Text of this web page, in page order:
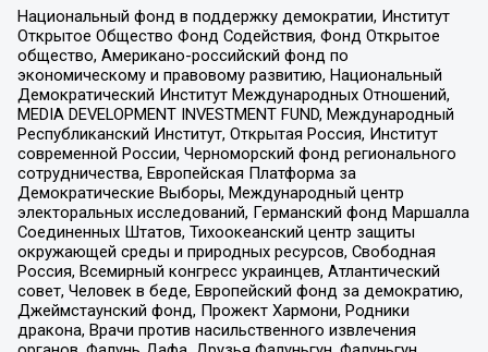
Национальный фонд в поддержку демократии, Институт
Открытое Общество Фонд Содействия, Фонд Открытое
общество, Американо-российский фонд по
экономическому и правовому развитию, Национальный
Демократический Институт Международных Отношений,
MEDIA DEVELOPMENT INVESTMENT FUND, Международный
Республиканский Институт, Открытая Россия, Институт
современной России, Черноморский фонд регионального
сотрудничества, Европейская Платформа за
Демократические Выборы, Международный центр
электоральных исследований, Германский фонд Маршалла
Соединенных Штатов, Тихоокеанский центр защиты
окружающей среды и природных ресурсов, Свободная
Россия, Всемирный конгресс украинцев, Атлантический
совет, Человек в беде, Европейский фонд за демократию,
Джеймстаунский фонд, Прожект Хармони, Родники
дракона, Врачи против насильственного извлечения